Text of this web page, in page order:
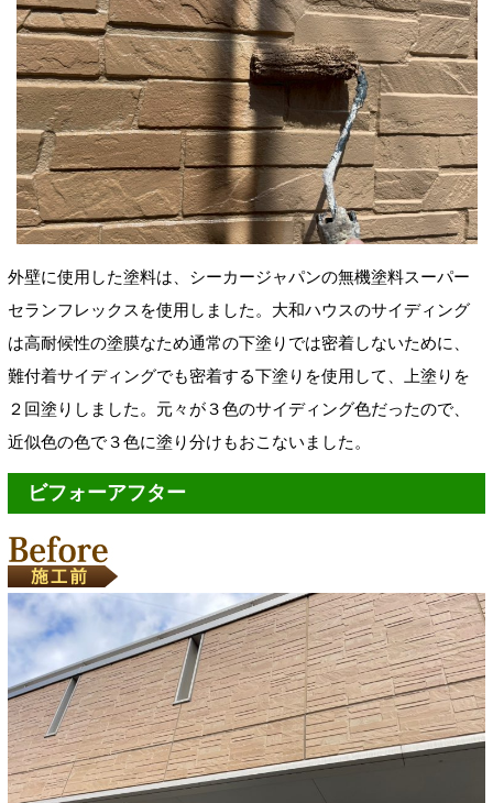
外壁に使用した塗料は、シーカージャパンの無機塗料スーパー
セランフレックスを使用しました。大和ハウスのサイディング
は高耐候性の塗膜なため通常の下塗りでは密着しないために、
難付着サイディングでも密着する下塗りを使用して、上塗りを
２回塗りしました。元々が３色のサイディング色だったので、
近似色の色で３色に塗り分けもおこないました。
ビフォーアフター